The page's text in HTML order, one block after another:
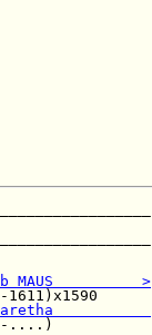
1666)x1628
MAUS          >
1611)x1590
(1570-....)